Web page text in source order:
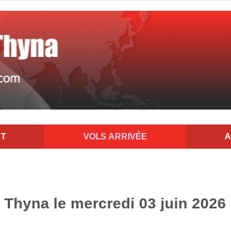
VOLS ARRIVÉE
le mercredi 03 juin 2026